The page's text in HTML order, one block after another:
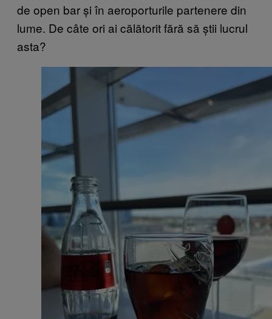
de open bar și în aeroporturile partenere din
lume. De câte ori ai călătorit fără să știi lucrul
asta?